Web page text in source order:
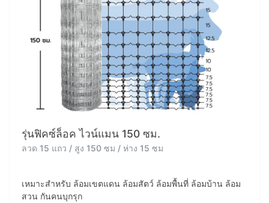
รุ่นฟิคซ์ล็อค ไวน์แมน 150 ซม.
ลวด 15 แถว / สูง 150 ซม / ห่าง 15 ซม
เหมาะสำหรับ ล้อมเขตแดน ล้อมสัตว์ ล้อมพื้นที่ ล้อมบ้าน ล้อม
สวน กันคนบุกรุก